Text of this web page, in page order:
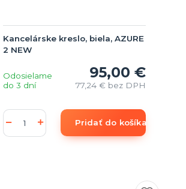
Kancelárske kreslo, biela, AZURE
2 NEW
95,00 €
77,24 € bez DPH
Odosielame
do 3 dní
Pridať do košíka